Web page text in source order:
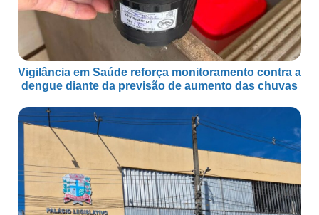
Vigilância em Saúde reforça monitoramento contra a
dengue diante da previsão de aumento das chuvas